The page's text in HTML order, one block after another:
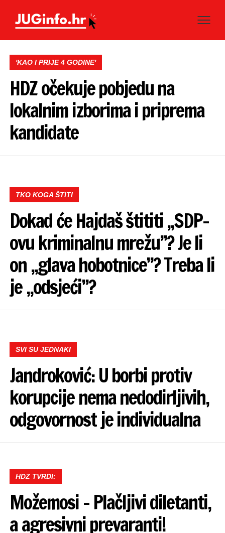
'KAO I PRIJE 4 GODINE'
HDZ očekuje pobjedu na
lokalnim izborima i priprema
kandidate
TKO KOGA ŠTITI
Dokad će Hajdaš štititi „SDP-
ovu kriminalnu mrežu”? Je li
on „glava hobotnice”? Treba li
je „odsjeći”?
SVI SU JEDNAKI
Jandroković: U borbi protiv
korupcije nema nedodirljivih,
odgovornost je individualna
HDZ TVRDI:
Možemosi – Plačljivi diletanti,
a agresivni prevaranti!